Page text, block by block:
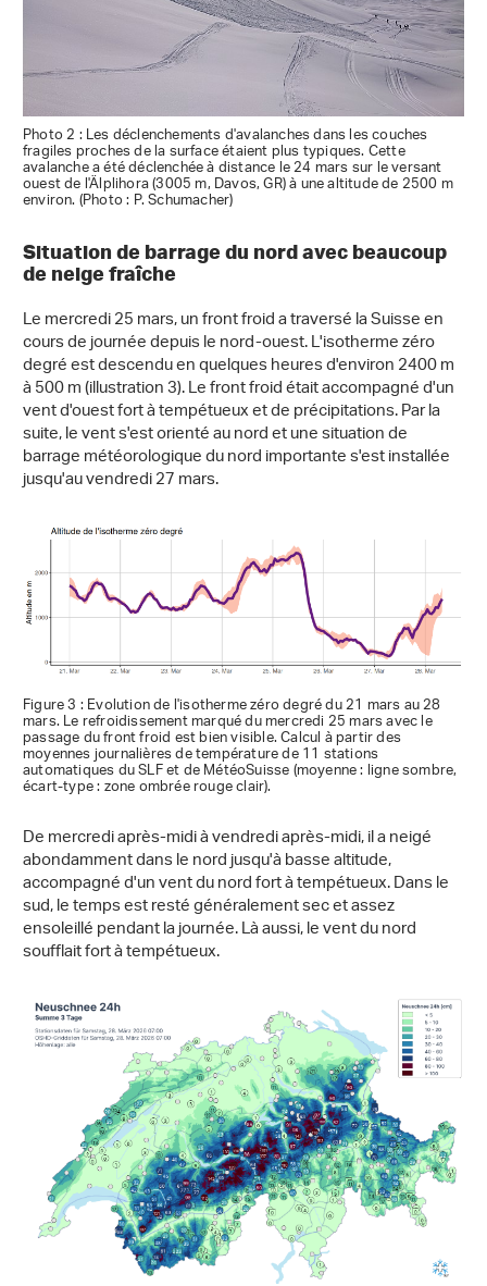
Photo 2 : Les déclenchements d'avalanches dans les couches
fragiles proches de la surface étaient plus typiques. Cette
avalanche a été déclenchée à distance le 24 mars sur le versant
ouest de l'Älplihora (3005 m, Davos, GR) à une altitude de 2500 m
environ. (Photo : P. Schumacher)
Situation de barrage du nord avec beaucoup
de neige fraîche
Le mercredi 25 mars, un front froid a traversé la Suisse en
cours de journée depuis le nord-ouest. L'isotherme zéro
degré est descendu en quelques heures d'environ 2400 m
à 500 m (illustration 3). Le front froid était accompagné d'un
vent d'ouest fort à tempétueux et de précipitations. Par la
suite, le vent s'est orienté au nord et une situation de
barrage météorologique du nord importante s'est installée
jusqu'au vendredi 27 mars.
Figure 3 : Evolution de l'isotherme zéro degré du 21 mars au 28
mars. Le refroidissement marqué du mercredi 25 mars avec le
passage du front froid est bien visible. Calcul à partir des
moyennes journalières de température de 11 stations
automatiques du SLF et de MétéoSuisse (moyenne : ligne sombre,
écart-type : zone ombrée rouge clair).
De mercredi après-midi à vendredi après-midi, il a neigé
abondamment dans le nord jusqu'à basse altitude,
accompagné d'un vent du nord fort à tempétueux. Dans le
sud, le temps est resté généralement sec et assez
ensoleillé pendant la journée. Là aussi, le vent du nord
soufflait fort à tempétueux.